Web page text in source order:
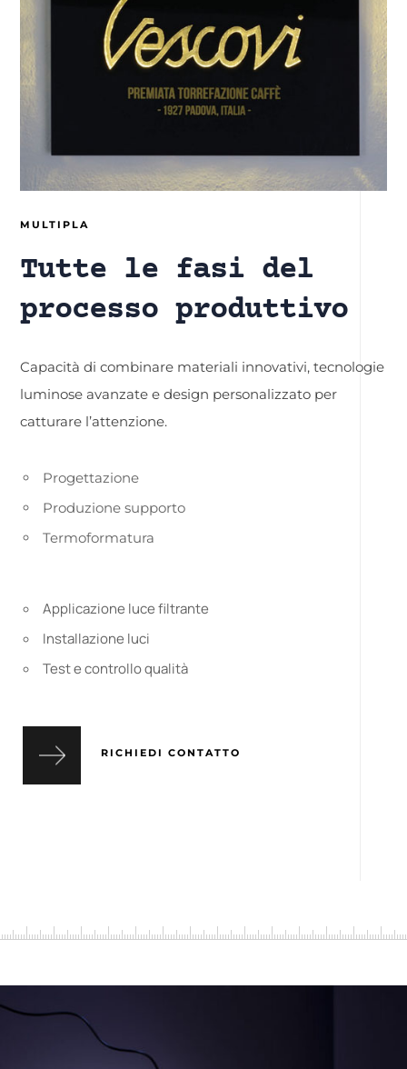
MULTIPLA
Tutte le fasi del
processo produttivo
Capacità di combinare materiali innovativi, tecnologie
luminose avanzate e design personalizzato per
catturare l’attenzione.
Progettazione
Produzione supporto
Termoformatura
Applicazione luce filtrante
Installazione luci
Test e controllo qualità
RICHIEDI CONTATTO